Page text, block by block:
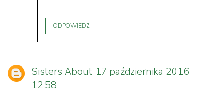
ODPOWIEDZ
Sisters About 17 października 2016
12:58